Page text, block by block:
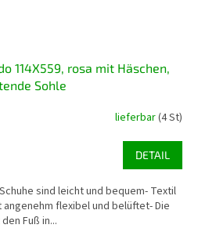
114X559, rosa mit Häschen,
Sohle
lieferbar(4 St)
DETAIL
sind leicht und bequem- Textil
flexibel und belüftet- Die
Fuß in...